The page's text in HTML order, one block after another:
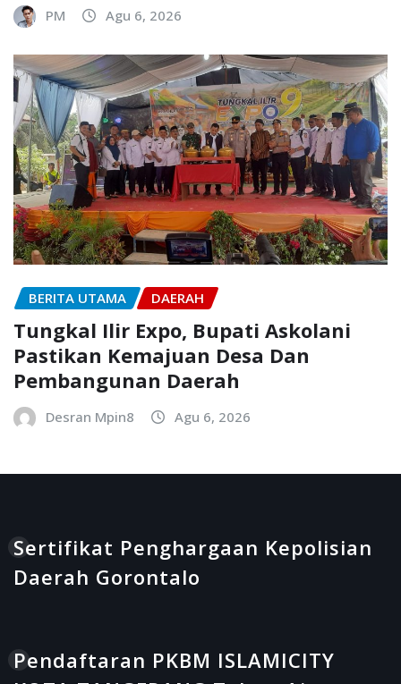
PM Agu 6, 2026
BERITA UTAMA DAERAH
Tungkal Ilir Expo, Bupati Askolani
Pastikan Kemajuan Desa Dan
Pembangunan Daerah
Desran Mpin8 Agu 6, 2026
Sertifikat Penghargaan Kepolisian
Daerah Gorontalo
Pendaftaran PKBM ISLAMICITY